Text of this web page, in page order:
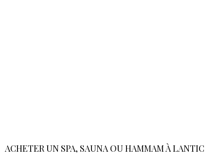
ACHETER UN SPA, SAUNA OU HAMMAM À LANTIC